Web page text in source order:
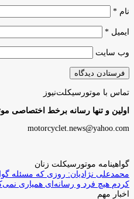
نام *
ایمیل *
وب‌ سایت
تماس با موتورسیکلت‌نیوز
اولین و تنها رسانه برخط اختصاصی
motorcyclet.news@yahoo.com
گواهینامه موتورسیکلت زنان
محمدعلی نژادیان: روزی که مسئله
کردم هیچ فرد و رسانه‌ای همیاری
اخبار مهم